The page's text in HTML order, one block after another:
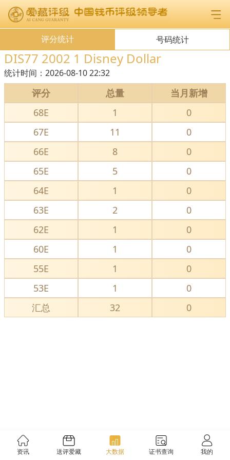
评分统计 号码统计
DIS77 2002 1 Disney Dollar
统计时间： 2026-08-10 22:32
评分 总量
当月新增
68E
1
0
67E
11
0
66E
8
0
65E
5
0
64E
1
0
63E
2
0
62E
1
0
60E
1
0
55E
1
0
53E
1
0
汇总
32 0
资讯 送评爱藏 大数据 证书查询 我的